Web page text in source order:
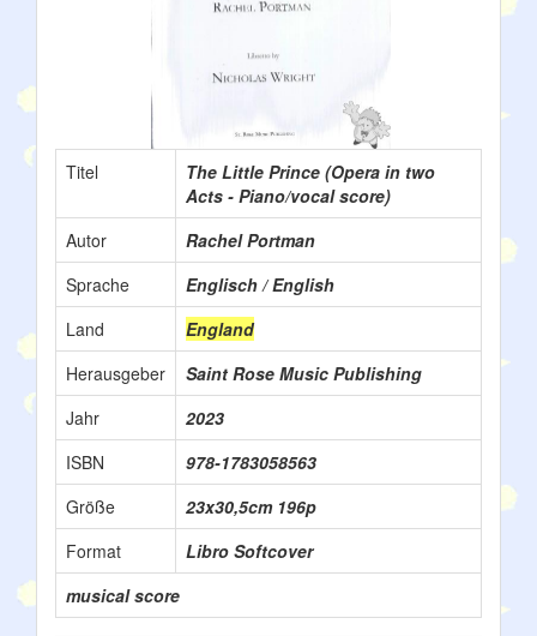
Titel
The Little Prince (Opera in two
Acts - Piano/vocal score)
Autor
Rachel Portman
Sprache
Englisch / English
Land
England
Herausgeber
Saint Rose Music Publishing
Jahr
2023
ISBN
978-1783058563
Größe
23x30,5cm 196p
Format
Libro Softcover
musical score